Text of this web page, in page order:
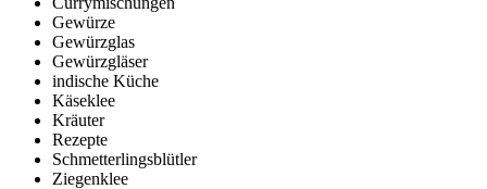
Gewürze
Gewürzglas
Gewürzgläser
indische Küche
Käseklee
Kräuter
Rezepte
Schmetterlingsblütler
Ziegenklee